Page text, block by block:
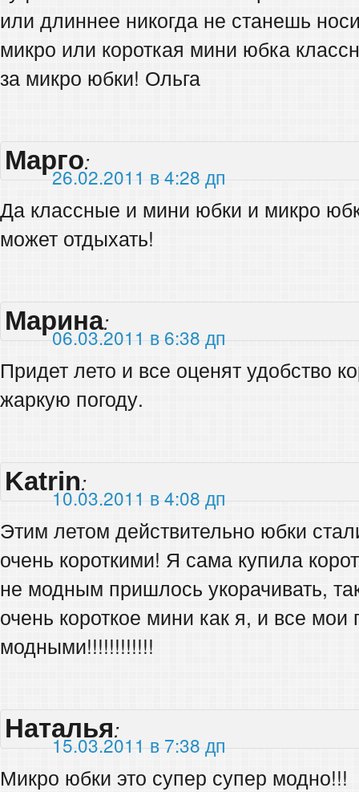
или длиннее никогда не станешь
микро или короткая мини юбка
за микро юбки! Ольга
Марго:
26.02.2011 в 4:28 дп
Да классные и мини юбки и микро
может отдыхать!
Марина:
06.03.2011 в 6:38 дп
Придет лето и все оценят удобство
жаркую погоду.
Katrin:
10.03.2011 в 4:08 дп
Этим летом действительно юбки
очень короткими! Я сама купила
не модным пришлось укорачивать,
очень короткое мини как я, и все
модными!!!!!!!!!!!!
Наталья:
15.03.2011 в 7:38 дп
Микро юбки это супер супер модно!!!